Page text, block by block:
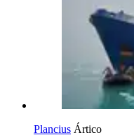
Plancius Ártico